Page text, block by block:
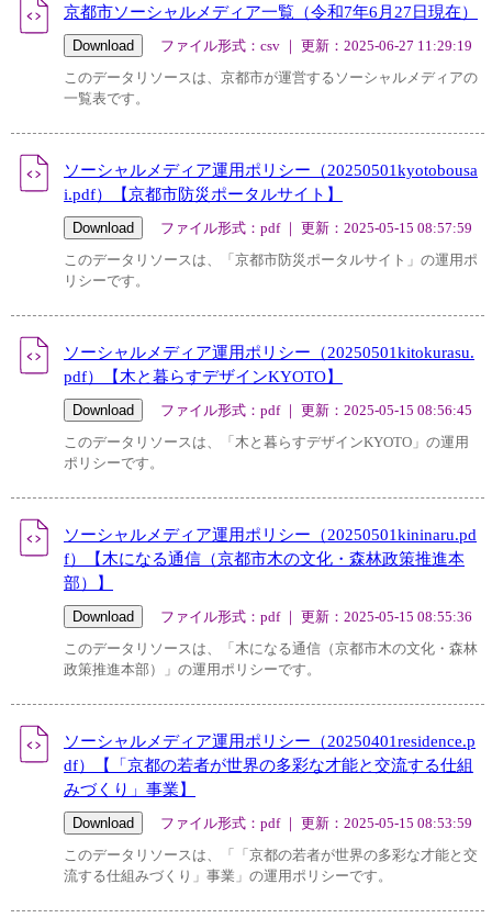
京都市ソーシャルメディア一覧（令和7年6月27日現在）
ファイル形式：csv ｜ 更新：2025-06-27 11:29:19
このデータリソースは、京都市が運営するソーシャルメディアの
一覧表です。
ソーシャルメディア運用ポリシー（20250501kyotobousa
i.pdf）【京都市防災ポータルサイト】
ファイル形式：pdf ｜ 更新：2025-05-15 08:57:59
このデータリソースは、「京都市防災ポータルサイト」の運用ポ
リシーです。
ソーシャルメディア運用ポリシー（20250501kitokurasu.
pdf）【木と暮らすデザインKYOTO】
ファイル形式：pdf ｜ 更新：2025-05-15 08:56:45
このデータリソースは、「木と暮らすデザインKYOTO」の運用
ポリシーです。
ソーシャルメディア運用ポリシー（20250501kininaru.pd
f）【木になる通信（京都市木の文化・森林政策推進本
部）】
ファイル形式：pdf ｜ 更新：2025-05-15 08:55:36
このデータリソースは、「木になる通信（京都市木の文化・森林
政策推進本部）」の運用ポリシーです。
ソーシャルメディア運用ポリシー（20250401residence.p
df）【「京都の若者が世界の多彩な才能と交流する仕組
みづくり」事業】
ファイル形式：pdf ｜ 更新：2025-05-15 08:53:59
このデータリソースは、「「京都の若者が世界の多彩な才能と交
流する仕組みづくり」事業」の運用ポリシーです。